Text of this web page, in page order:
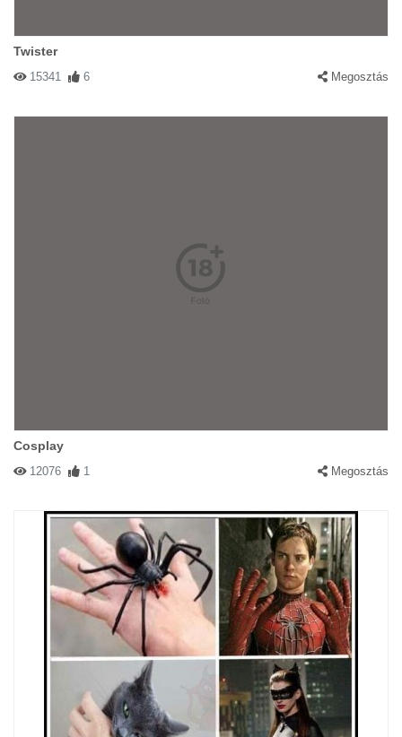
Twister
15341 6 Megosztás
Cosplay
12076 1 Megosztás